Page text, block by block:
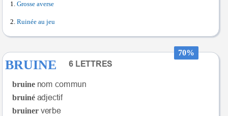
Grosse averse
Ruinée au jeu
70%
BRUINE
bruine
bruiné
bruiner